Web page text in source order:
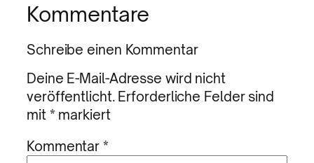
Kommentare
Schreibe einen Kommentar
Deine E-Mail-Adresse wird nicht
veröffentlicht. Erforderliche Felder sind
mit * markiert
Kommentar*